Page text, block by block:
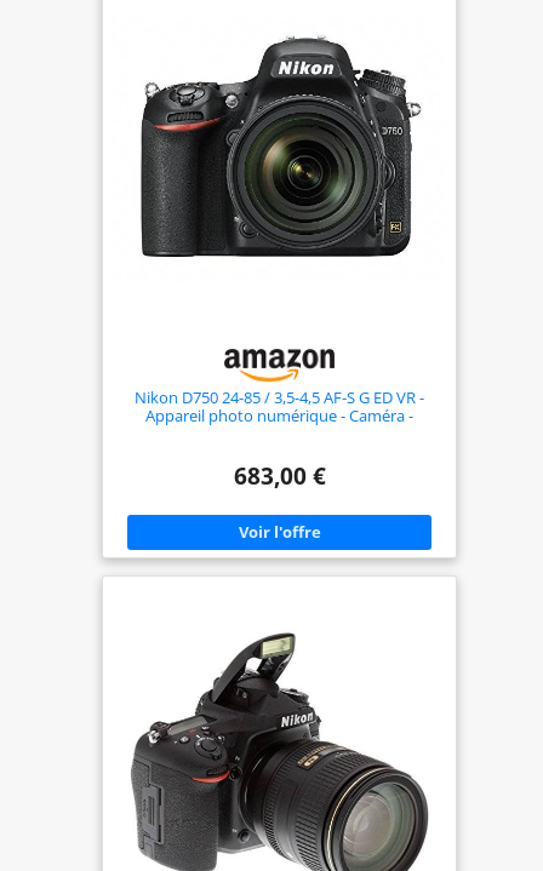
Nikon D750 24-85 / 3,5-4,5 AF-S G ED VR -
Appareil photo numérique - Caméra -
683,00 €